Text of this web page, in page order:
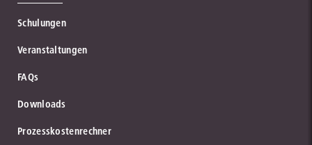
Schulungen
Veranstaltungen
FAQs
Downloads
Prozesskostenrechner